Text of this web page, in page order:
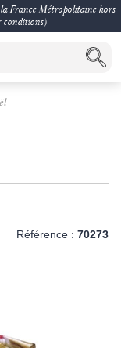
France Métropolitaine hors
conditions)
Référence : 70273